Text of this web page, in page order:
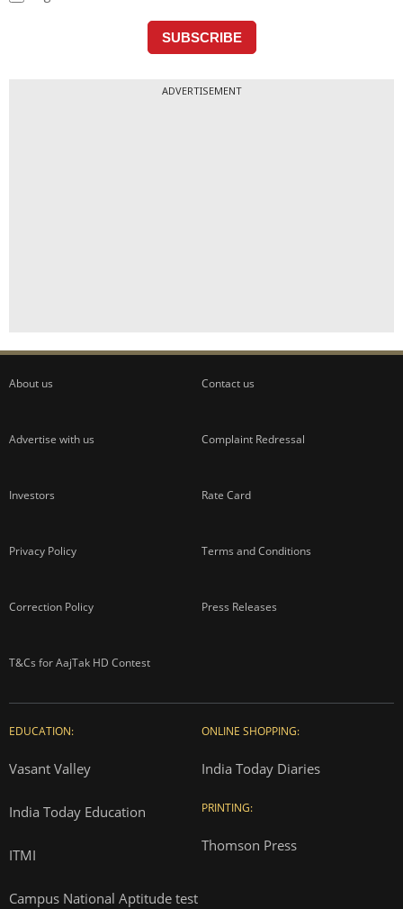
ADVERTISEMENT
About us Contact us
Advertise with us Complaint Redressal
Investors Rate Card
Privacy Policy Terms and Conditions
Correction Policy Press Releases
T&Cs for AajTak HD Contest
EDUCATION:
Vasant Valley
India Today Education
ITMI
Campus National Aptitude test
ONLINE SHOPPING:
India Today Diaries
PRINTING:
Thomson Press